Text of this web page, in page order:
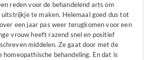
reden voor de behandelend arts om
te maken. Helemaal goed dus tot
een jaar pas weer terugkomen voor een
vrouw heeft razend snel en positief
middelen. Ze gaat door met de
homeopathische behandeling. En dat is